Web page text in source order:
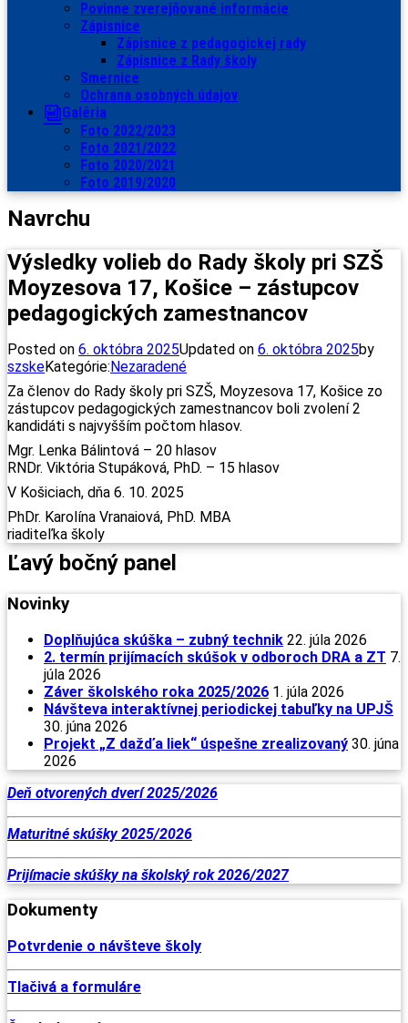
Povinne zverejňované informácie
Zápisnice
Zápisnice z pedagogickej rady
Zápisnice z Rady školy
Smernice
Ochrana osobných údajov
Galéria
Foto 2022/2023
Foto 2021/2022
Foto 2020/2021
Foto 2019/2020
Navrchu
Výsledky volieb do Rady školy pri SZŠ
Moyzesova 17, Košice – zástupcov
pedagogických zamestnancov
Posted on 6. októbra 2025Updated on 6. októbra 2025by
szskeKategórie:Nezaradené
Za členov do Rady školy pri SZŠ, Moyzesova 17, Košice zo
zástupcov pedagogických zamestnancov boli zvolení 2
kandidáti s najvyšším počtom hlasov.
Mgr. Lenka Bálintová – 20 hlasov
RNDr. Viktória Stupáková, PhD. – 15 hlasov
V Košiciach, dňa 6. 10. 2025
PhDr. Karolína Vranaiová, PhD. MBA
riaditeľka školy
Ľavý bočný panel
Novinky
Doplňujúca skúška – zubný technik 22. júla 2026
2. termín prijímacích skúšok v odboroch DRA a ZT 7.
júla 2026
Záver školského roka 2025/2026 1. júla 2026
Návšteva interaktívnej periodickej tabuľky na UPJŠ
30. júna 2026
Projekt „Z dažďa liek“ úspešne zrealizovaný 30. júna
2026
Deň otvorených dverí 2025/2026
Maturitné skúšky 2025/2026
Prijímacie skúšky na školský rok 2026/2027
Dokumenty
Potvrdenie o návšteve školy
Tlačivá a formuláre